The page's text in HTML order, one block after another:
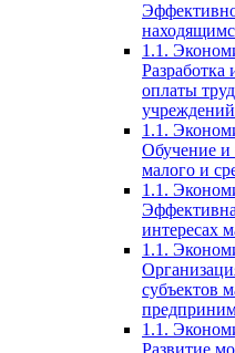
1.1.
Разработка
оплаты
1.1.
Обучение и
малого и
1.1.
интересах
1.1.
субъектов
1.1.
Развитие